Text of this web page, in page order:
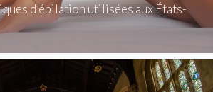
d’épilation utilisées aux États-